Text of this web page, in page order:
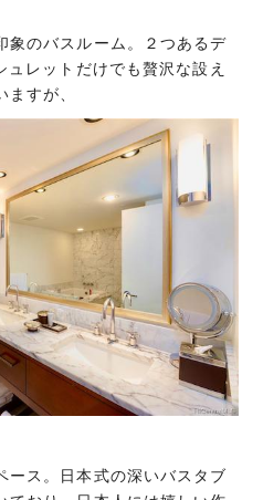
象のバスルーム。２つあるデ
レットだけでも贅沢な設え
すが、
ース。日本式の深いバスタブ